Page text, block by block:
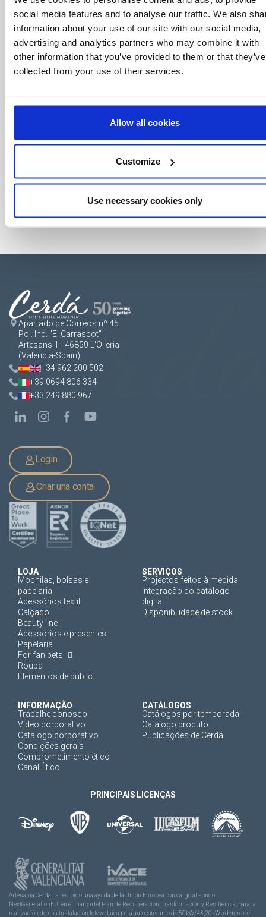
social media features and to analyse our traffic. We also
information about your use of our site with our social media,
advertising and analytics partners who may combine it with
other information that you’ve provided to them or that they’ve
collected from your use of their services.
Allow all cookies
Customize
Use necessary cookies only
mundo do licenciamento, tudo com um clique
de um botão.
Apartado de Correos nº 45
Pol. Ind. "El Carrascot"
Artesans 1 - 46850 L'Olleria
(Valencia-Spain)
+34 962 200 502
+39 0694 806 334
+33 249 880 967
Login
Criar una conta
LOJA
Mochilas, bolsas e
papelaria
Acessórios textil
Calçado
Beauty line
Acessórios e presentes
Papelaria
For fan pets
Roupa
Elementos de public.
SERVIÇOS
Projectos feitos à medida
Integração do catálogo
digital
Disponibilidade de stock
INFORMAÇÃO
Trabalhe conosco
Vídeo corporativo
Catálogo corporativo
Condições gerais
Comprometimento ético
Canal Ético
CATÁLOGOS
Catálogos por temporada
Catálogo produto
Publicações de Cerdá
PRINCIPAIS LICENÇAS
Artesanía Cerdá ha recibido una ayuda de la Unión Europea con cargo al Fondo
NextGenerationEU, en el marco del Plan de Recuperación, Trasformación y Resiliencia, para la
realización de una instalación fotovoltaica para autoconsumo de 50kW/43,20kWp dentro del